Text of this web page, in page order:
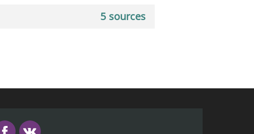
5 sources